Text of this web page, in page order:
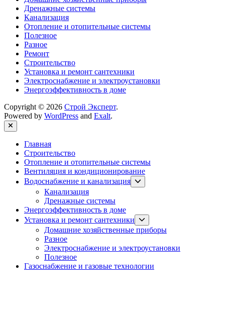
Дренажные системы
Канализация
Отопление и отопительные системы
Полезное
Разное
Ремонт
Строительство
Установка и ремонт сантехники
Электроснабжение и электроустановки
Энергоэффективность в доме
Copyright © 2026 Строй Эксперт.
Powered by WordPress and Exalt.
Close
Главная
Строительство
Отопление и отопительные системы
Вентиляция и кондиционирование
Водоснабжение и канализация
Show
sub
Канализация
Дренажные системы
Энергоэффективность в доме
Установка и ремонт сантехники
sub
menu
Домашние хозяйственные приборы
Разное
Электроснабжение и электроустановки
Полезное
Газоснабжение и газовые технологии